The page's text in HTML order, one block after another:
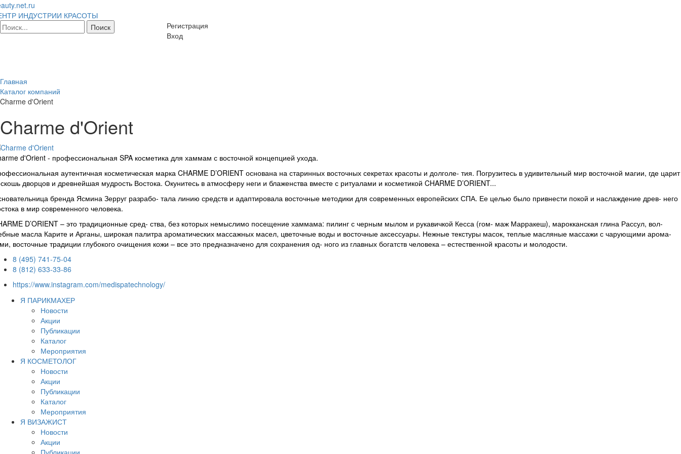
ИНДУСТРИИ КРАСОТЫ
Регистрация
Вход
Главная
Каталог компаний
Charme d'Orient
Charme d'Orient
d'Orient - профессиональная SPA косметика для хаммам с восточной концепцией ухода.
аутентичная косметическая марка CHARME D’ORIENT основана на старинных восточных секретах красоты и долголе- тия. Погрузитесь в удивительный мир восточной магии, где царит
дворцов и древнейшая мудрость Востока. Окунитесь в атмосферу неги и блаженства вместе с ритуалами и косметикой CHARME D’ORIENT...
бренда Ясмина Зерруг разрабо- тала линию средств и адаптировала восточные методики для современных европейских СПА. Ее целью было привнести покой и наслаждение древ- него
в мир современного человека.
D’ORIENT – это традиционные сред- ства, без которых немыслимо посещение хаммама: пилинг с черным мылом и рукавичкой Кесса (гом- маж Марракеш), марокканская глина Рассул, вол-
масла Карите и Арганы, широкая палитра ароматических массажных масел, цветочные воды и восточные аксессуары. Нежные текстуры масок, теплые масляные массажи с чарующими арома-
восточные традиции глубокого очищения кожи – все это предназначено для сохранения од- ного из главных богатств человека – естественной красоты и молодости.
8 (495) 741-75-04
8 (812) 633-33-86
https://www.instagram.com/medispatechnology/
Я ПАРИКМАХЕР
Новости
Акции
Публикации
Каталог
Мероприятия
Я КОСМЕТОЛОГ
Новости
Акции
Публикации
Каталог
Мероприятия
Я ВИЗАЖИСТ
Новости
Акции